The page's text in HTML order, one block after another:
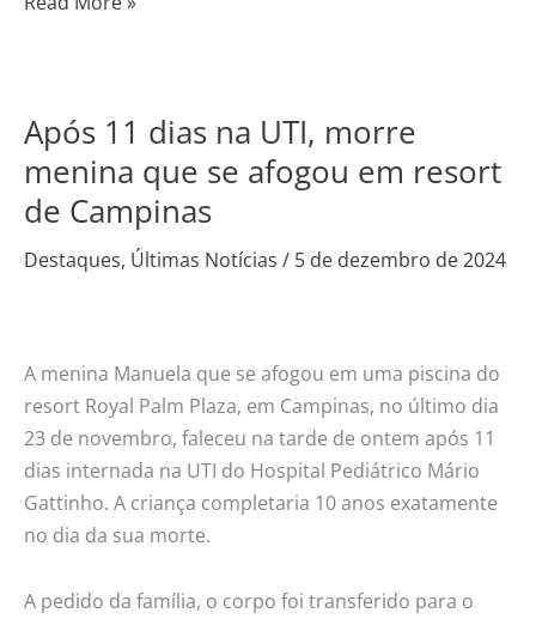
Após 11 dias na UTI, morre
menina que se afogou em resort
de Campinas
Destaques, Últimas Notícias / 5 de dezembro de 2024
A menina Manuela que se afogou em uma piscina do
resort Royal Palm Plaza, em Campinas, no último dia
23 de novembro, faleceu na tarde de ontem após 11
dias internada na UTI do Hospital Pediátrico Mário
Gattinho. A criança completaria 10 anos exatamente
no dia da sua morte.
A pedido da família, o corpo foi transferido para o
Após
dias
na
UTI,
se
afogou
em
resort
de
Campinas